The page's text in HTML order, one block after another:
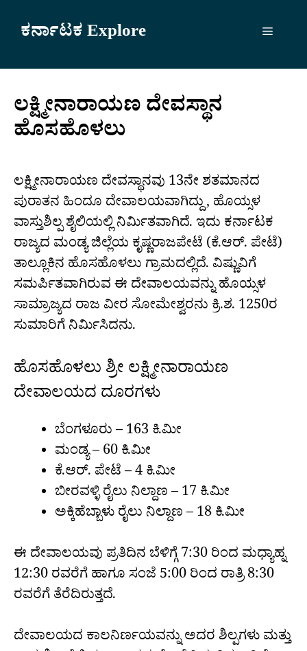
ಕರ್ನಾಟಕ Explore Menu
ಲಕ್ಷ್ಮೀನಾರಾಯಣ ದೇವಸ್ಥಾನ
ಹೊಸಹೊಳಲು
ಲಕ್ಷ್ಮೀನಾರಾಯಣ ದೇವಸ್ಥಾನವು 13ನೇ ಶತಮಾನದ
ಪುರಾತನ ಹಿಂದೂ ದೇವಾಲಯವಾಗಿದ್ದು, ಹೊಯ್ಸಳ
ವಾಸ್ತುಶಿಲ್ಪ ಶೈಲಿಯಲ್ಲಿ ನಿರ್ಮಿತವಾಗಿದೆ. ಇದು ಕರ್ನಾಟಕ
ರಾಜ್ಯದ ಮಂಡ್ಯ ಜಿಲ್ಲೆಯ ಕೃಷ್ಣರಾಜಪೇಟೆ (ಕೆ.ಆರ್. ಪೇಟೆ)
ತಾಲ್ಲೂಕಿನ ಹೊಸಹೊಳಲು ಗ್ರಾಮದಲ್ಲಿದೆ. ವಿಷ್ಣುವಿಗೆ
ಸಮರ್ಪಿತವಾಗಿರುವ ಈ ದೇವಾಲಯವನ್ನು ಹೊಯ್ಸಳ
ಸಾಮ್ರಾಜ್ಯದ ರಾಜ ವೀರ ಸೋಮೇಶ್ವರನು ಕ್ರಿ.ಶ. 1250ರ
ಸುಮಾರಿಗೆ ನಿರ್ಮಿಸಿದನು.
ಹೊಸಹೊಳಲು ಶ್ರೀ ಲಕ್ಷ್ಮೀನಾರಾಯಣ
ದೇವಾಲಯದ ದೂರಗಳು
ಬೆಂಗಳೂರು – 163 ಕಿ.ಮೀ
ಮಂಡ್ಯ – 60 ಕಿ.ಮೀ
ಕೆ.ಆರ್. ಪೇಟೆ – 4 ಕಿ.ಮೀ
ಬೀರವಳ್ಳಿ ರೈಲು ನಿಲ್ದಾಣ – 17 ಕಿ.ಮೀ
ಅಕ್ಕಿಹೆಬ್ಬಾಳು ರೈಲು ನಿಲ್ದಾಣ – 18 ಕಿ.ಮೀ
ಈ ದೇವಾಲಯವು ಪ್ರತಿದಿನ ಬೆಳಿಗ್ಗೆ 7:30 ರಿಂದ ಮಧ್ಯಾಹ್ನ
12:30 ರವರೆಗೆ ಹಾಗೂ ಸಂಜೆ 5:00 ರಿಂದ ರಾತ್ರಿ 8:30
ರವರೆಗೆ ತೆರೆದಿರುತ್ತದೆ.
ದೇವಾಲಯದ ಕಾಲನಿರ್ಣಯವನ್ನು ಅದರ ಶಿಲ್ಪಗಳು ಮತ್ತು